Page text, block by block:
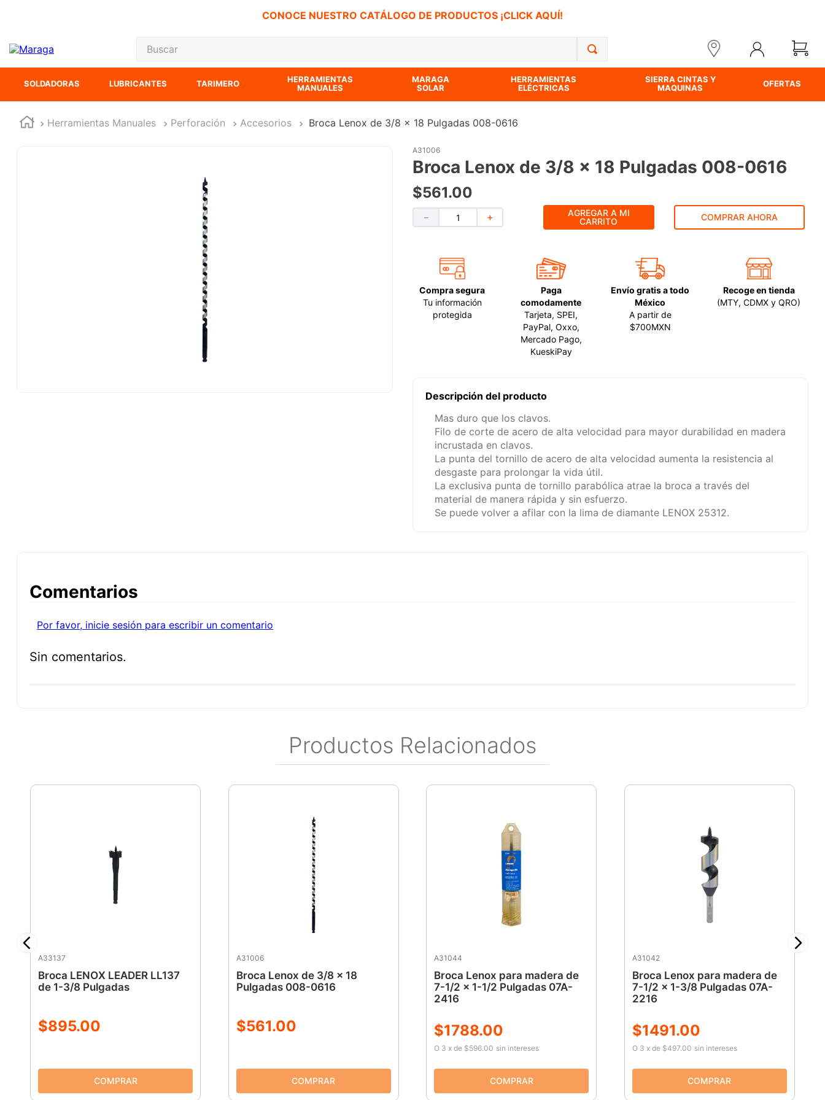
CONOCE NUESTRO CATÁLOGO DE PRODUCTOS ¡CLICK AQUÍ!
Buscar
SOLDADORAS LUBRICANTES TARIMERO
HERRAMIENTAS
MANUALES
MARAGA
SOLAR
HERRAMIENTAS
ELÉCTRICAS
SIERRA CINTAS Y
MAQUINAS
OFERTAS
Herramientas Manuales Perforación Accesorios Broca Lenox de 3/8 x 18 Pulgadas 008-0616
A31006
Broca Lenox de 3/8 x 18 Pulgadas 008-0616
$561.00
＋
－
AGREGAR A MI
CARRITO
COMPRAR AHORA
Compra segura
Tu información
protegida
Paga
comodamente
Tarjeta, SPEI,
PayPal, Oxxo,
Mercado Pago,
KueskiPay
Envío gratis a todo
México
A partir de
$700MXN
Recoge en tienda
(MTY, CDMX y QRO)
Descripción del producto
Mas duro que los clavos.
Filo de corte de acero de alta velocidad para mayor durabilidad en madera
incrustada en clavos.
La punta del tornillo de acero de alta velocidad aumenta la resistencia al
desgaste para prolongar la vida útil.
La exclusiva punta de tornillo parabólica atrae la broca a través del
material de manera rápida y sin esfuerzo.
Se puede volver a afilar con la lima de diamante LENOX 25312.
Comentarios
Por favor, inicie sesión para escribir un comentario
Sin comentarios.
Productos Relacionados
A33137
Broca LENOX LEADER LL137
de 1-3/8 Pulgadas
$895.00
A31006
Broca Lenox de 3/8 x 18
Pulgadas 008-0616
$561.00
A31044
Broca Lenox para madera de
7-1/2 x 1-1/2 Pulgadas 07A-
2416
$1788.00
O 3 x de $596.00 sin intereses
A31042
Broca Lenox para madera de
7-1/2 x 1-3/8 Pulgadas 07A-
2216
$1491.00
O 3 xde $497.00 sin intereses
TÉRMINOS MÁS BUSCADOS
5
6
7
8
9
10